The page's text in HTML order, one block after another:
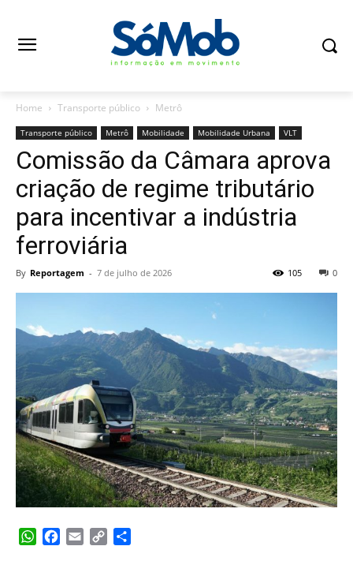
Home Transporte público Metrô
Transporte público Metrô Mobilidade Mobilidade Urbana VLT
Comissão da Câmara aprova
criação de regime tributário
para incentivar a indústria
ferroviária
By Reportagem - 7 de julho de 2026 0
105
WhatsApp
Facebook
Email Copy